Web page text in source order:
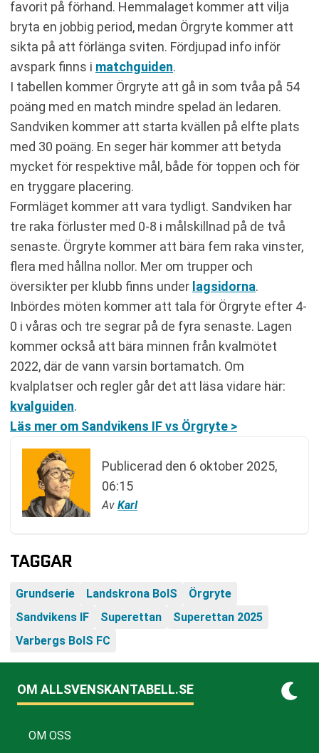
favorit på förhand. Hemmalaget kommer att vilja
bryta en jobbig period, medan Örgryte kommer att
sikta på att förlänga sviten. Fördjupad info inför
avspark finns i matchguiden.
I tabellen kommer Örgryte att gå in som tvåa på 54
poäng med en match mindre spelad än ledaren.
Sandviken kommer att starta kvällen på elfte plats
med 30 poäng. En seger här kommer att betyda
mycket för respektive mål, både för toppen och för
en tryggare placering.
Formläget kommer att vara tydligt. Sandviken har
tre raka förluster med 0-8 i målskillnad på de två
senaste. Örgryte kommer att bära fem raka vinster,
flera med hållna nollor. Mer om trupper och
översikter per klubb finns under lagsidorna.
Inbördes möten kommer att tala för Örgryte efter 4-
0 i våras och tre segrar på de fyra senaste. Lagen
kommer också att bära minnen från kvalmötet
2022, där de vann varsin bortamatch. Om
kvalplatser och regler går det att läsa vidare här:
kvalguiden.
Läs mer om Sandvikens IF vs Örgryte >
Publicerad den 6 oktober 2025,
06:15
Av Karl
TAGGAR
Grundserie Landskrona BoIS
Örgryte
Sandvikens IF
Superettan
Superettan 2025
Varbergs BoIS FC
OM ALLSVENSKANTABELL.SE
OM OSS